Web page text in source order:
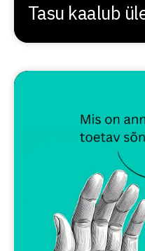
Tasu kaalub